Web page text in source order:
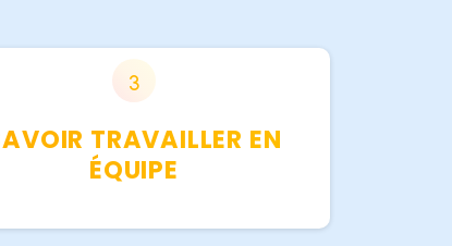
3
TRAVAILLER EN
ÉQUIPE